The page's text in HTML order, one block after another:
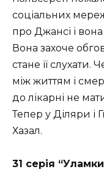
соціальних
про Джансі і
Вона захоче
стане її слухати.
між життям і
до лікарні не
Тепер у Діляри і
Хазал.
31 серія